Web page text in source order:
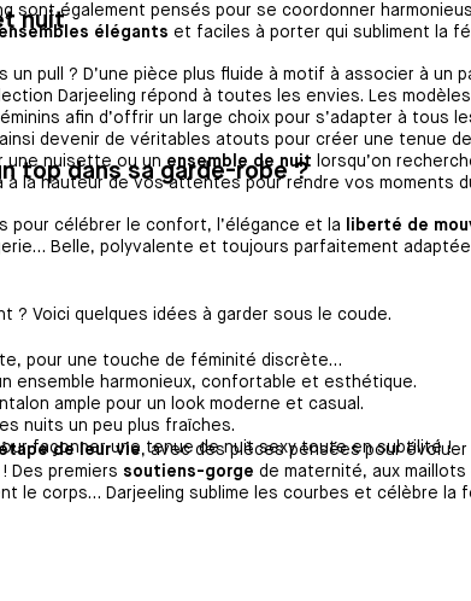
sont également pensés pour se coordonner
élégants et faciles à porter qui subliment la
nuit
un pull ? D’une pièce plus fluide à motif à associer à un
Darjeeling répond à toutes les envies. Les
afin d’offrir un large choix pour s’adapter à tous
devenir de véritables atouts pour créer une tenue
une nuisette ou unensemble de nuit lorsqu’on
la hauteur de vos attentes pour rendre vos moments
top dans sa garde-robe ?
pour célébrer le confort, l’élégance et la liberté de
Belle, polyvalente et toujours parfaitement adaptée
? Voici quelques idées à garder sous le coude.
pour une touche de féminité discrète…
ensemble harmonieux, confortable et esthétique.
ample pour un look moderne et casual.
nuits un peu plus fraîches.
façonner une tenue de nuit sexy toute en subtilité !
de leur vie, avec des pièces pensées pour
! Des premiers soutiens-gorge de maternité, aux
le corps… Darjeeling sublime les courbes et célèbre la